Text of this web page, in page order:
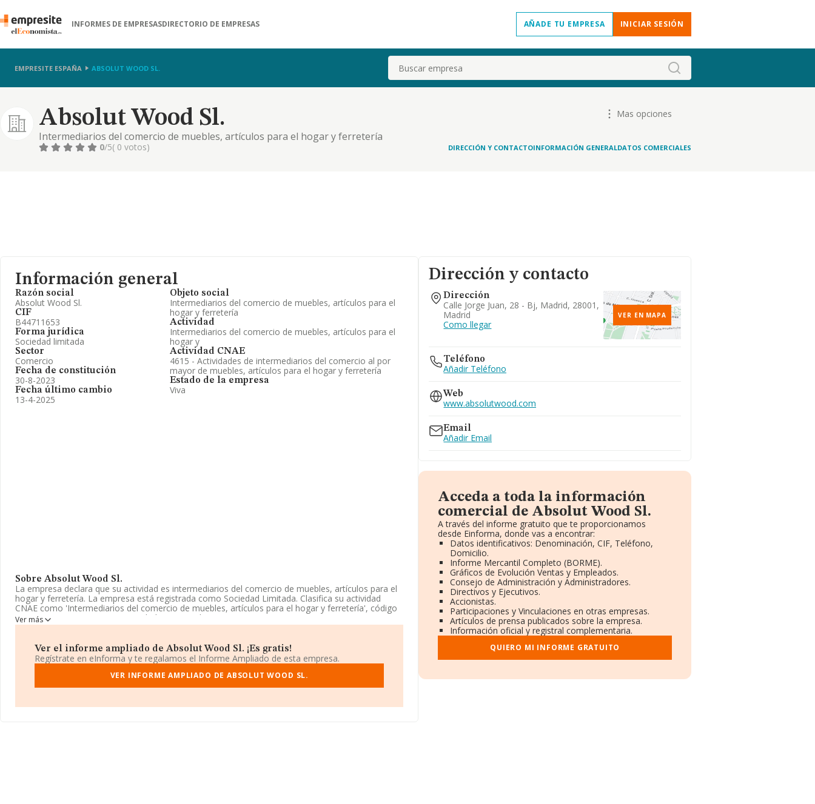
INFORMES DE EMPRESASDIRECTORIO DE EMPRESAS AÑADE TU EMPRESA INICIAR SESIÓN
EMPRESITE ESPAÑA ABSOLUT WOOD SL. Buscar
Absolut Wood Sl.
Intermediarios del comercio de muebles, artículos para el hogar y ferretería
Mas opciones
0/5( 0 votos) DIRECCIÓN Y CONTACTOINFORMACIÓN GENERALDATOS COMERCIALES
Información general
Razón social
Absolut Wood Sl.
CIF
B44711653
Forma jurídica
Sociedad limitada
Sector
Comercio
Fecha de constitución
30-8-2023
Fecha último cambio
13-4-2025
Objeto social
Intermediarios del comercio de muebles, artículos para el
hogar y ferretería
Actividad
Intermediarios del comercio de muebles, artículos para el
hogar y
Actividad CNAE
4615 - Actividades de intermediarios del comercio al por
mayor de muebles, artículos para el hogar y ferretería
Estado de la empresa
Viva
Sobre Absolut Wood Sl.
La empresa declara que su actividad es intermediarios del comercio de muebles, artículos para el
hogar y ferretería. La empresa está registrada como Sociedad Limitada. Clasifica su actividad
CNAE como 'Intermediarios del comercio de muebles, artículos para el hogar y ferretería', código
4615. La empresa no tiene actividad en mercados exteriores.
La compañíaAbsolut Wood S.L , con NIF B44711653, está situada en Calle Jorge Juan núm. 28 Bj,
(28001), en el municipio de Madrid, Madrid.
En base a la información de la que dispone INFORMA sobre 2.342 compañías, en el ámbito
facturación entre todas las empresas es de 267 mil euros. Respecto a la información de la
Ver más
Ver el informe ampliado de Absolut Wood Sl. ¡Es gratis!
Regístrate en eInforma y te regalamos el Informe Ampliado de esta empresa.
VER INFORME AMPLIADO DE ABSOLUT WOOD SL.
Dirección y contacto
Dirección
Calle Jorge Juan, 28 - Bj, Madrid, 28001,
Madrid
Como llegar
VER EN MAPA
Teléfono
Añadir Teléfono
Web
www.absolutwood.com
Email
Añadir Email
Acceda a toda la información
comercial de Absolut Wood Sl.
A través del informe gratuito que te proporcionamos
desde Einforma, donde vas a encontrar:
Datos identificativos: Denominación, CIF, Teléfono,
Domicilio.
Informe Mercantil Completo (BORME).
Gráficos de Evolución Ventas y Empleados.
Consejo de Administración y Administradores.
Directivos y Ejecutivos.
Accionistas.
Participaciones y Vinculaciones en otras empresas.
Artículos de prensa publicados sobre la empresa.
Información oficial y registral complementaria.
QUIERO MI INFORME GRATUITO